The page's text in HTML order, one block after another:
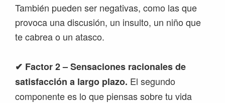
También pueden ser negativas, como las que
provoca una discusión, un insulto, un niño que
te cabrea o un atasco.
✔ Factor 2 – Sensaciones racionales de
satisfacción a largo plazo. El segundo
componente es lo que piensas sobre tu vida